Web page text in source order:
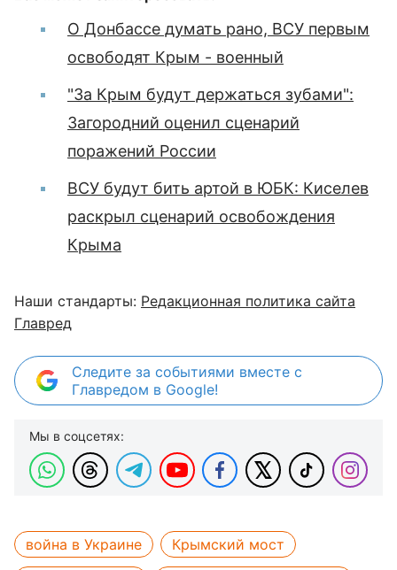
О Донбассе думать рано, ВСУ первым
освободят Крым - военный
"За Крым будут держаться зубами":
Загородний оценил сценарий
поражений России
ВСУ будут бить артой в ЮБК: Киселев
раскрыл сценарий освобождения
Крыма
Наши стандарты: Редакционная политика сайта
Главред
Следите за событиями вместе с
Главредом в Google!
Мы в соцсетях:
война в Украине
Крымский мост